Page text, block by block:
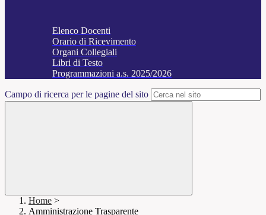
Elenco Docenti
Orario di Ricevimento
Organi Collegiali
Libri di Testo
Programmazioni a.s. 2025/2026
Campo di ricerca per le pagine del sito
Home >
Amministrazione Trasparente